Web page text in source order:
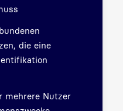
die eine
mehrere Nutzer